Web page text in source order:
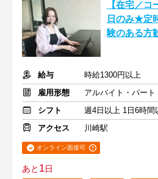
【在宅／
日のみ★定
験のある方
給与
時給1300円以上
雇用形態
アルバイト・パート
シフト
週4日以上 1日6時間
アクセス
川崎駅
オンライン面接可
あと 1日